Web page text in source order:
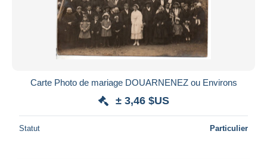
Carte Photo de mariage DOUARNENEZ ou Environs
± 3,46 $US
Statut Particulier